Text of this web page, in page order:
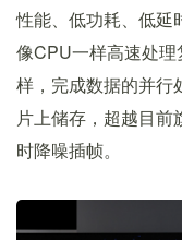
性能、低功耗、低延
像CPU一样高速处
样，完成数据的并行
片上储存，超越目
时降噪插帧。